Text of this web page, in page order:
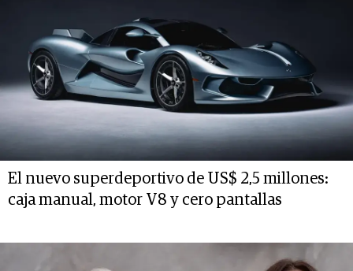
El nuevo superdeportivo de US$ 2,5 millones:
caja manual, motor V8 y cero pantallas